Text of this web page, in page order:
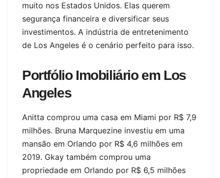
muito nos Estados Unidos. Elas querem
segurança financeira e diversificar seus
investimentos. A indústria de entretenimento
de Los Angeles é o cenário perfeito para isso.
Portfólio Imobiliário em Los
Angeles
Anitta comprou uma casa em Miami por R$ 7,9
milhões. Bruna Marquezine investiu em uma
mansão em Orlando por R$ 4,6 milhões em
2019. Gkay também comprou uma
propriedade em Orlando por R$ 6,5 milhões